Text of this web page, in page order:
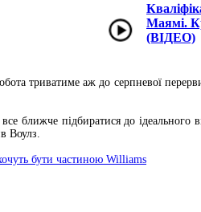
Маямі.
(ВІДЕО)
триватиме аж до серпневої
ближче підбиратися до
Воулз.
бути частиною Williams